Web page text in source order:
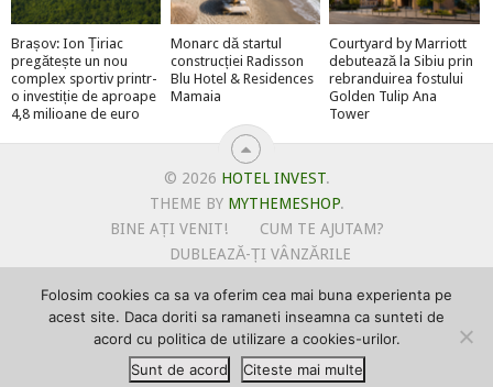
Brașov: Ion Țiriac
pregătește un nou
complex sportiv printr-
o investiție de aproape
4,8 milioane de euro
Monarc dă startul
construcției Radisson
Blu Hotel & Residences
Mamaia
Courtyard by Marriott
debutează la Sibiu prin
rebranduirea fostului
Golden Tulip Ana
Tower
© 2026 HOTEL INVEST.
THEME BY MYTHEMESHOP.
BINE AȚI VENIT!
CUM TE AJUTAM?
DUBLEAZĂ-ȚI VÂNZĂRILE
POLITICA DE UTILIZARE COOKIE-URI
PRIMEȘTI GRATUIT MEGA-CADOURI LA ABONARE
PROMOVEAZĂ-TE PE HOTELINVEST
TERMENI SI CONDITII
Folosim cookies ca sa va oferim cea mai buna experienta pe
acest site. Daca doriti sa ramaneti inseamna ca sunteti de
acord cu politica de utilizare a cookies-urilor.
Sunt de acord
Citeste mai multe